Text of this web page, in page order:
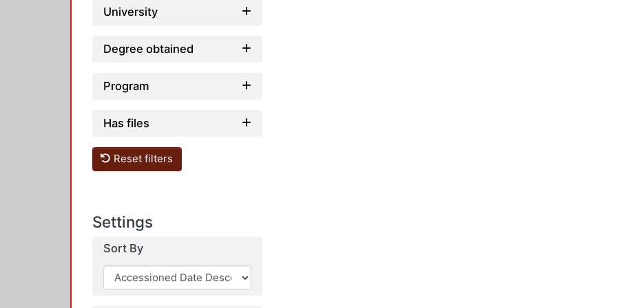
University
Degree obtained
Program
Has files
Reset filters
Settings
Sort By